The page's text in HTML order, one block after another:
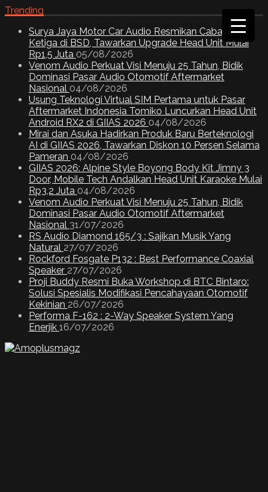
Trending
Surya Jaya Motor Car Audio Resmikan Cabang
Ketiga di BSD, Tawarkan Upgrade Head Unit Mulai
Rp1,5 Juta 05/08/2026
Venom Audio Perkuat Visi Menuju 25 Tahun, Bidik
Dominasi Pasar Audio Otomotif Aftermarket
Nasional 04/08/2026
Usung Teknologi Virtual SIM Pertama untuk Pasar
Aftermarket Indonesia Tomiko Luncurkan Head Unit
Android RX2 di GIIAS 2026 04/08/2026
Mirai dan Asuka Hadirkan Produk Baru Berteknologi
AI di GIIAS 2026, Tawarkan Diskon 10 Persen Selama
Pameran 04/08/2026
GIIAS 2026: Alpine Style Boyong Body Kit Jimny 3
Door, Mobile Tech Andalkan Head Unit Karaoke Mulai
Rp3,2 Juta 04/08/2026
Venom Audio Perkuat Visi Menuju 25 Tahun, Bidik
Dominasi Pasar Audio Otomotif Aftermarket
Nasional 31/07/2026
RS Audio Diamond 165/3 : Sajikan Musik Yang
Natural 27/07/2026
Rockford Fosgate P132 : Best Performance Coaxial
Speaker 27/07/2026
Proji Buddy Resmi Buka Workshop di BTC Bintaro:
Solusi Spesialis Modifikasi Pencahayaan Otomotif
Kekinian 26/07/2026
Performa F-162 : 2-Way Speaker System Yang
Enerjik 16/07/2026